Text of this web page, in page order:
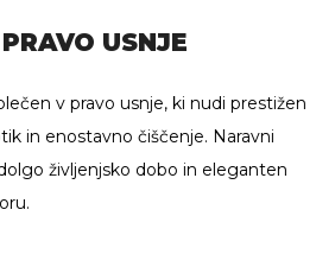
USNJE
v pravo usnje, ki nudi prestižen
in enostavno čiščenje. Naravni
življenjsko dobo in eleganten